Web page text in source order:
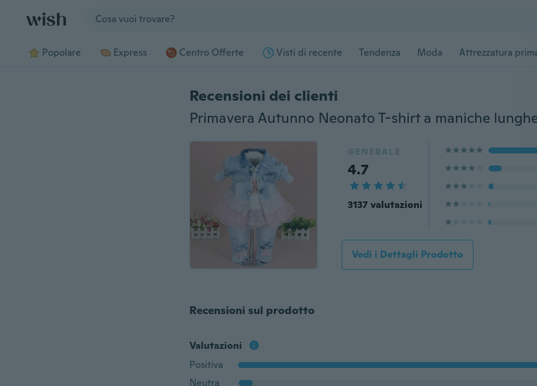
Popolare Express Centro Offerte Visti di recente Tendenza Moda Attrezzatura
Recensioni dei clienti
GENERALE
4.7
3137 valutazioni
Vedi i Dettagli Prodotto
Recensioni sul prodotto
Valutazioni
Positiva
Neutra